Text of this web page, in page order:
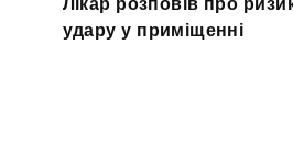
удару у приміщенні